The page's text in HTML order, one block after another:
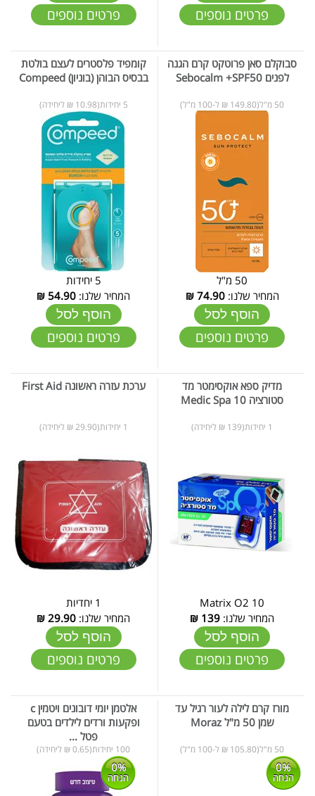
פרטים נוספים פרטים נוספים
סבוקלם סאן פרוטקט קרם הגנה
לפנים Sebocalm +SPF50
50 מ"ל(149.80 ₪ ל-100 מ"ל)
50 מ"ל
המחיר שלנו:74.90
₪
הוסף לסל
פרטים נוספים
קומפיד פלסטרים לעצם בולטת
בבסיס הבוהן (בוניון) Compeed
5 יחידות(10.98 ₪ ליחידה)
5 יחידות
המחיר שלנו: 54.90
₪
הוסף לסל
פרטים נוספים
מדיק ספא אוקסימטר מד
סטורציה 10 Medic Spa
1 יחידות(139 ₪ ליחידה)
Matrix O2 10
המחיר שלנו: 139
₪
הוסף לסל
פרטים נוספים
ערכת עזרה ראשונה First Aid
1 יחידות(29.90 ₪ ליחידה)
1 יחדיות
המחיר שלנו: 29.90
₪
הוסף לסל
פרטים נוספים
מורז קרם לילה לעור רגיל עד
שמן 50 מ"ל Moraz
50 מ"ל(105.80 ₪ ל-100 מ"ל)
0%
הנחה
אלטמן יומי דובונים ויטמין c
ופקעות ורדים לילדים בטעם
פטל ...
100 יחידות(0.65 ₪ ליחידה)
0%
הנחה